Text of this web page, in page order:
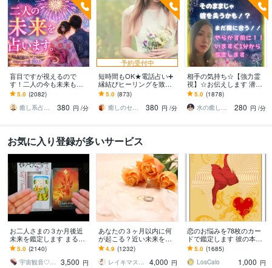
盲目ですが視えるので
す！二人の今も未来もひ
らきます 二人の行き着く
先を視たうえで一番幸せ
なご縁の結び方へ導きま
5.0 (2082)
癒し系占い師 まるタロー
380 円 /分
予約受付中
短時間もOK★電話占い➕
縁結びヒーリングを致し
ます 霊感☆タロット☆占
星術☆縁結びヒーリング
の嬉しいセット♡
5.0 (873)
癒しのセラピーサロン☪️セレイ
380 円 /分
相手の気持ち☆【強力霊
視】☆お伝えします 潜在
意識・魂の声を読み解き
お相手の本音を明かしま
す
5.0 (1878)
水の癒し手 魂の救済 Aqua Ray
280 円 /分
お気に入り登録が多いサービス
お二人さまの３か月後近
未来を鑑定します まるで
対面鑑定★アナタだけの
特別な本気動画をお届け
します
5.0 (2140)
宇宙観音♡白風結唯水
3,500 円
あなたの３ヶ月以内に何
が起こる？近い未来を視
ます あなたのハイヤーセ
ルフに繋がり今後どうな
るのかをリーディング
4.9 (1232)
レイキマスター琴
4,000 円
恋のお悩みを78枚のカー
ドで鑑定します 彼の本
音・恋の行方が気になる
あなたへ
5.0 (1685)
LosCalo
1,000 円